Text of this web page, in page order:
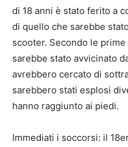
di 18 anni è stato ferito a
di quello che sarebbe
scooter. Secondo le
sarebbe stato avvicinato
avrebbero cercato di
sarebbero stati esplosi
hanno raggiunto ai piedi.
Immediati i soccorsi: il